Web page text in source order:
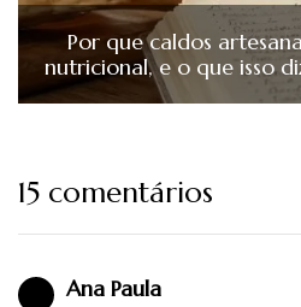
Por que caldos
nutricional, e o que isso
15 comentários
Ana Paula